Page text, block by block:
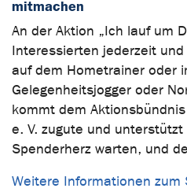
mitmachen
An der Aktion „Ich lauf um
Interessierten jederzeit
auf dem Hometrainer oder
Gelegenheitsjogger oder
kommt dem
e. V. zugute und
Spenderherz warten, und
Weitere Informationen zum